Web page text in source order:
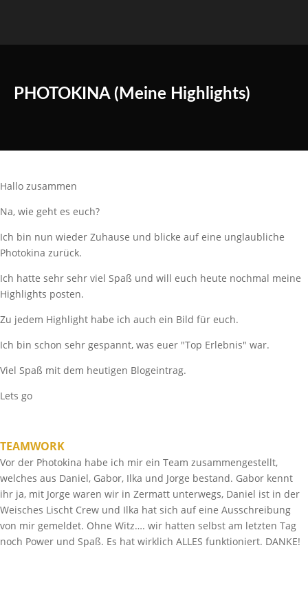
PHOTOKINA (Meine Highlights)
Hallo zusammen
Na, wie geht es euch?
Ich bin nun wieder Zuhause und blicke auf eine unglaubliche
Photokina zurück.
Ich hatte sehr sehr viel Spaß und will euch heute nochmal meine
Highlights posten.
Zu jedem Highlight habe ich auch ein Bild für euch.
Ich bin schon sehr gespannt, was euer "Top Erlebnis" war.
Viel Spaß mit dem heutigen Blogeintrag.
Lets go
TEAMWORK
Vor der Photokina habe ich mir ein Team zusammengestellt,
welches aus Daniel, Gabor, Ilka und Jorge bestand. Gabor kennt
ihr ja, mit Jorge waren wir in Zermatt unterwegs, Daniel ist in der
Weisches Lischt Crew und Ilka hat sich auf eine Ausschreibung
von mir gemeldet. Ohne Witz…. wir hatten selbst am letzten Tag
noch Power und Spaß. Es hat wirklich ALLES funktioniert. DANKE!